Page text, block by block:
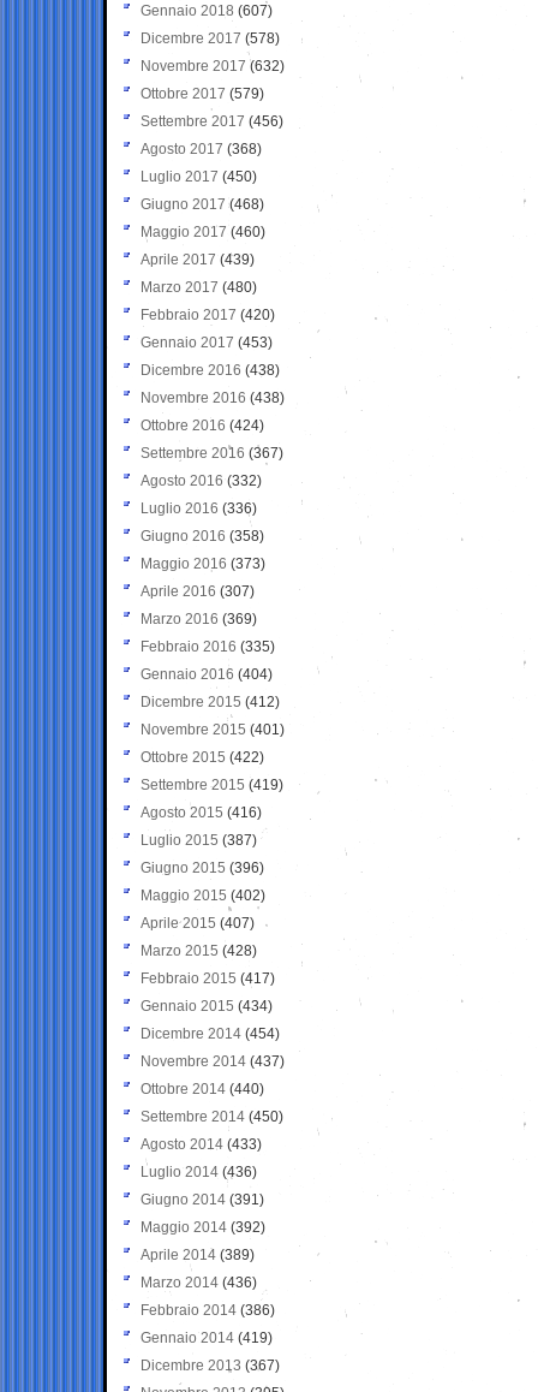
Gennaio 2018 (607)
Dicembre 2017 (578)
Novembre 2017 (632)
Ottobre 2017 (579)
Settembre 2017 (456)
Agosto 2017 (368)
Luglio 2017 (450)
Giugno 2017 (468)
Maggio 2017 (460)
Aprile 2017 (439)
Marzo 2017 (480)
Febbraio 2017 (420)
Gennaio 2017 (453)
Dicembre 2016 (438)
Novembre 2016 (438)
Ottobre 2016 (424)
Settembre 2016 (367)
Agosto 2016 (332)
Luglio 2016 (336)
Giugno 2016 (358)
Maggio 2016 (373)
Aprile 2016 (307)
Marzo 2016 (369)
Febbraio 2016 (335)
Gennaio 2016 (404)
Dicembre 2015 (412)
Novembre 2015 (401)
Ottobre 2015 (422)
Settembre 2015 (419)
Agosto 2015 (416)
Luglio 2015 (387)
Giugno 2015 (396)
Maggio 2015 (402)
Aprile 2015 (407)
Marzo 2015 (428)
Febbraio 2015 (417)
Gennaio 2015 (434)
Dicembre 2014 (454)
Novembre 2014 (437)
Ottobre 2014 (440)
Settembre 2014 (450)
Agosto 2014 (433)
Luglio 2014 (436)
Giugno 2014 (391)
Maggio 2014 (392)
Aprile 2014 (389)
Marzo 2014 (436)
Febbraio 2014 (386)
Gennaio 2014 (419)
Dicembre 2013 (367)